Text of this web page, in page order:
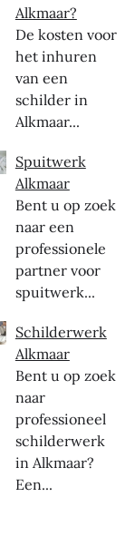
Alkmaar?
De kosten voor
het inhuren
van een
schilder in
Alkmaar...
Spuitwerk
Alkmaar
Bent u op zoek
naar een
professionele
partner voor
spuitwerk...
Schilderwerk
Alkmaar
Bent u op zoek
naar
professioneel
schilderwerk
in Alkmaar?
Een...